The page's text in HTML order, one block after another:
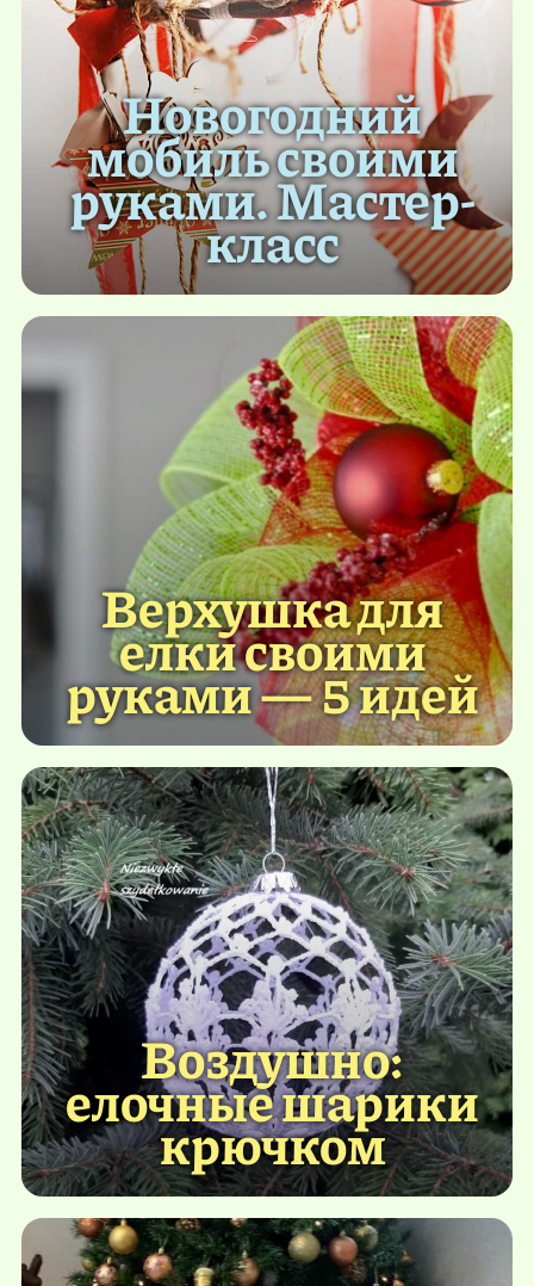
Новогодний
мобиль своими
руками. Мастер-
класс
Верхушка для
елки своими
руками — 5 идей
Воздушно:
елочные шарики
крючком